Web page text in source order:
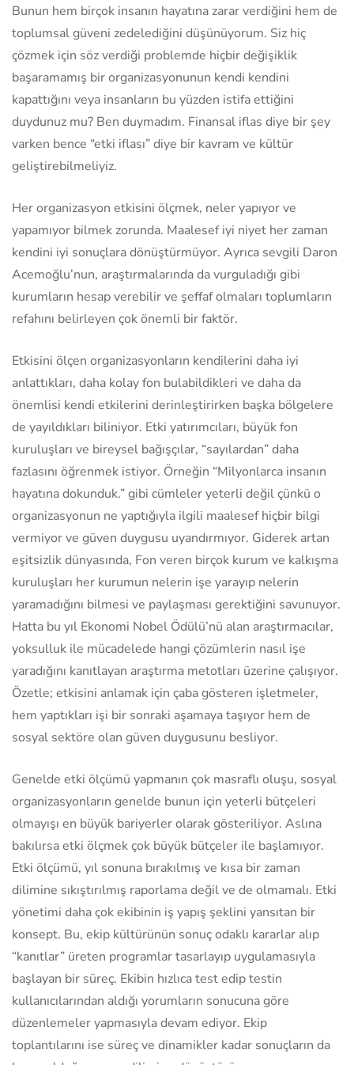
Bunun hem birçok insanın hayatına zarar verdiğini hem de
toplumsal güveni zedelediğini düşünüyorum. Siz hiç
çözmek için söz verdiği problemde hiçbir değişiklik
başaramamış bir organizasyonunun kendi kendini
kapattığını veya insanların bu yüzden istifa ettiğini
duydunuz mu? Ben duymadım. Finansal iflas diye bir şey
varken bence “etki iflası” diye bir kavram ve kültür
geliştirebilmeliyiz.
Her organizasyon etkisini ölçmek, neler yapıyor ve
yapamıyor bilmek zorunda. Maalesef iyi niyet her zaman
kendini iyi sonuçlara dönüştürmüyor. Ayrıca sevgili Daron
Acemoğlu’nun, araştırmalarında da vurguladığı gibi
kurumların hesap verebilir ve şeffaf olmaları toplumların
refahını belirleyen çok önemli bir faktör.
Etkisini ölçen organizasyonların kendilerini daha iyi
anlattıkları, daha kolay fon bulabildikleri ve daha da
önemlisi kendi etkilerini derinleştirirken başka bölgelere
de yayıldıkları biliniyor. Etki yatırımcıları, büyük fon
kuruluşları ve bireysel bağışçılar, “sayılardan” daha
fazlasını öğrenmek istiyor. Örneğin “Milyonlarca insanın
hayatına dokunduk.” gibi cümleler yeterli değil çünkü o
organizasyonun ne yaptığıyla ilgili maalesef hiçbir bilgi
vermiyor ve güven duygusu uyandırmıyor. Giderek artan
eşitsizlik dünyasında, Fon veren birçok kurum ve kalkışma
kuruluşları her kurumun nelerin işe yarayıp nelerin
yaramadığını bilmesi ve paylaşması gerektiğini savunuyor.
Hatta bu yıl Ekonomi Nobel Ödülü’nü alan araştırmacılar,
yoksulluk ile mücadelede hangi çözümlerin nasıl işe
yaradığını kanıtlayan araştırma metotları üzerine çalışıyor.
Özetle; etkisini anlamak için çaba gösteren işletmeler,
hem yaptıkları işi bir sonraki aşamaya taşıyor hem de
sosyal sektöre olan güven duygusunu besliyor.
Genelde etki ölçümü yapmanın çok masraflı oluşu, sosyal
organizasyonların genelde bunun için yeterli bütçeleri
olmayışı en büyük bariyerler olarak gösteriliyor. Aslına
bakılırsa etki ölçmek çok büyük bütçeler ile başlamıyor.
Etki ölçümü, yıl sonuna bırakılmış ve kısa bir zaman
dilimine sıkıştırılmış raporlama değil ve de olmamalı. Etki
yönetimi daha çok ekibinin iş yapış şeklini yansıtan bir
konsept. Bu, ekip kültürünün sonuç odaklı kararlar alıp
“kanıtlar” üreten programlar tasarlayıp uygulamasıyla
başlayan bir süreç. Ekibin hızlıca test edip testin
kullanıcılarından aldığı yorumların sonucuna göre
düzenlemeler yapmasıyla devam ediyor. Ekip
toplantılarını ise süreç ve dinamikler kadar sonuçların da